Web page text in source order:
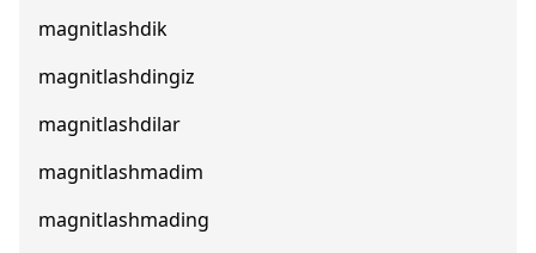
magnitlashdik
magnitlashdingiz
magnitlashdilar
magnitlashmadim
magnitlashmading